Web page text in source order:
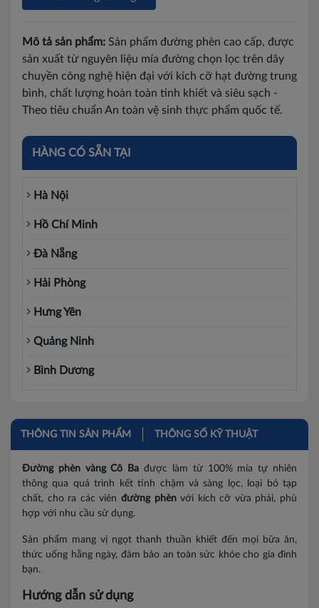
Mô tả sản phẩm: Sản phẩm đường phèn cao cấp, được
sản xuất từ nguyên liệu mía đường chọn lọc trên dây
chuyền công nghệ hiện đại với kích cỡ hạt đường trung
bình, chất lượng hoàn toàn tinh khiết và siêu sạch -
Theo tiêu chuẩn An toàn vệ sinh thực phẩm quốc tế.
HÀNG CÓ SẴN TẠI
Hà Nội
Hồ Chí Minh
Đà Nẵng
Hải Phòng
Hưng Yên
Quảng Ninh
Bình Dương
Hà Nam
Vĩnh Phúc
Ninh Bình
Thanh Hóa
Bắc Giang
Bắc Kạn
THÔNG TIN SẢN PHẨM THÔNG SỐ KỸ THUẬT
Đường phèn vàng Cô Ba được làm từ 100% mía tự nhiên
thông qua quá trình kết tinh chậm và sàng lọc, loại bỏ tạp
chất, cho ra các viên đường phènvới kích cỡ vừa phải, phù
hợp với nhu cầu sử dụng.
Sản phẩm mang vị ngọt thanh thuần khiết đến mọi bữa ăn,
thức uống hằng ngày, đảm bảo an toàn sức khỏe cho gia đình
bạn.
Hướng dẫn sử dụng